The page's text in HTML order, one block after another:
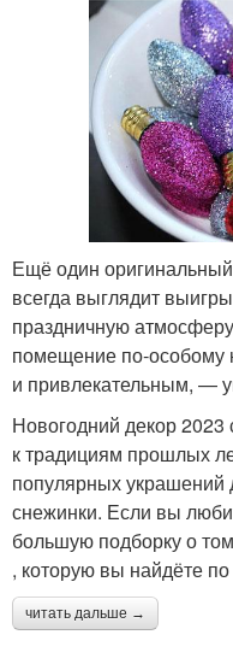
Ещё один
всегда выглядит
праздничную
помещение
и привлекательным, —
Новогодний декор 2023
к традициям прошлых
популярных
снежинки. Если вы
большую подборку о
, которую вы найдёте
читать дальше →